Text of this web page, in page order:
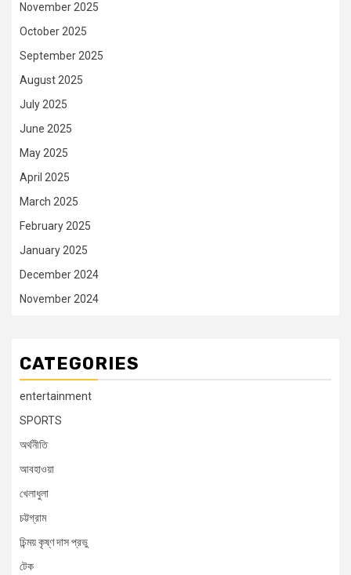
November 2025
October 2025
September 2025
August 2025
July 2025
June 2025
May 2025
April 2025
March 2025
February 2025
January 2025
December 2024
November 2024
CATEGORIES
entertainment
SPORTS
অর্থনীতি
আবহাওয়া
খেলাধুলা
চট্টগ্রাম
চিন্ময় কৃষ্ণ দাস প্রভু
টেক